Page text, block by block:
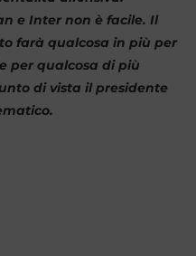
e Inter non è facile. Il
farà qualcosa in più per
per qualcosa di più
di vista il presidente